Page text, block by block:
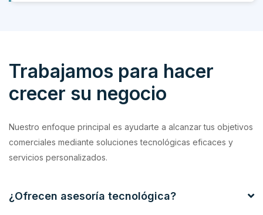
Trabajamos para hacer
crecer su negocio
Nuestro enfoque principal es ayudarte a alcanzar tus objetivos
comerciales mediante soluciones tecnológicas eficaces y
servicios personalizados.
¿Ofrecen asesoría tecnológica?